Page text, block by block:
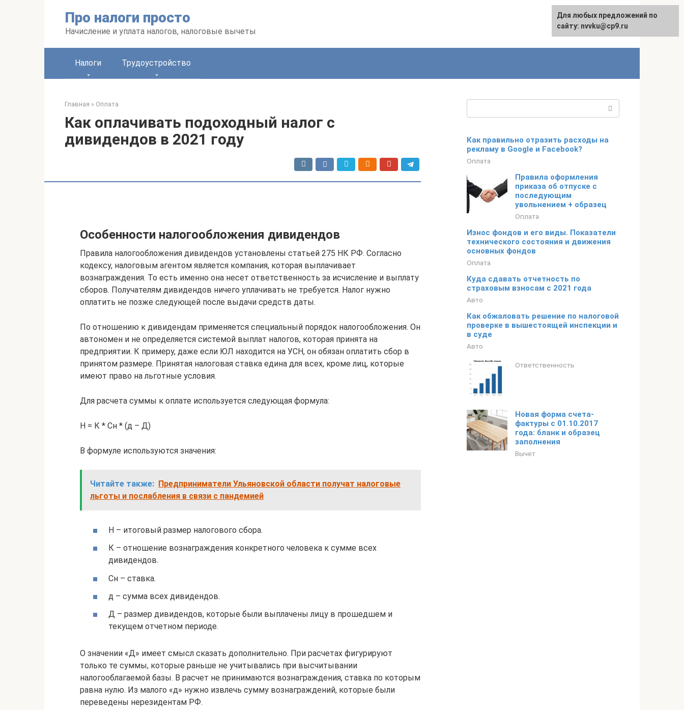
Про налоги просто
Начисление и уплата налогов, налоговые вычеты
English
Налоги Трудоустройство
Главная » Оплата
Как оплачивать подоходный налог с
дивидендов в 2021 году
Особенности налогообложения дивидендов
Правила налогообложения дивидендов установлены статьей 275 НК РФ. Согласно
кодексу, налоговым агентом является компания, которая выплачивает
вознаграждения. То есть именно она несет ответственность за исчисление и выплату
сборов. Получателям дивидендов ничего уплачивать не требуется. Налог нужно
оплатить не позже следующей после выдачи средств даты.
По отношению к дивидендам применяется специальный порядок налогообложения. Он
автономен и не определяется системой выплат налогов, которая принята на
предприятии. К примеру, даже если ЮЛ находится на УСН, он обязан оплатить сбор в
принятом размере. Принятая налоговая ставка едина для всех, кроме лиц, которые
имеют право на льготные условия.
Для расчета суммы к оплате используется следующая формула:
Н = К * Сн * (д – Д)
В формуле используются значения:
Читайте также: Предприниматели Ульяновской области получат налоговые
льготы и послабления в связи с пандемией
Н – итоговый размер налогового сбора.
К – отношение вознаграждения конкретного человека к сумме всех
дивидендов.
Сн – ставка.
д – сумма всех дивидендов.
Д – размер дивидендов, которые были выплачены лицу в прошедшем и
текущем отчетном периоде.
О значении «Д» имеет смысл сказать дополнительно. При расчетах фигурируют
только те суммы, которые раньше не учитывались при высчитывании
налогооблагаемой базы. В расчет не принимаются вознаграждения, ставка по которым
равна нулю. Из малого «д» нужно извлечь сумму вознаграждений, которые были
переведены нерезидентам РФ.
Как правильно отразить расходы на
рекламу в Google и Facebook?
Оплата
Правила оформления
приказа об отпуске с
последующим
увольнением + образец
Оплата
Износ фондов и его виды. Показатели
технического состояния и движения
основных фондов
Оплата
Куда сдавать отчетность по
страховым взносам с 2021 года
Авто
Как обжаловать решение по налоговой
проверке в вышестоящей инспекции и
в суде
Авто
Ответственность
Новая форма счета-
фактуры с 01.10.2017
года: бланк и образец
заполнения
Вычет
Для любых предложений по
сайту: nvvku@cp9.ru